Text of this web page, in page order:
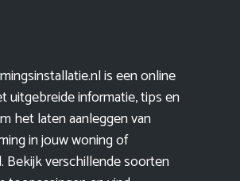
is een online
uitgebreide informatie, tips en
het laten aanleggen van
in jouw woning of
Bekijk verschillende soorten